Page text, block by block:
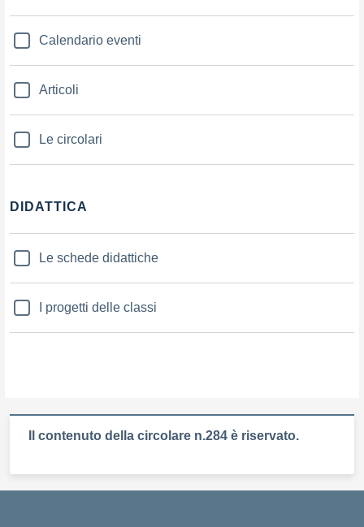
Calendario eventi
Articoli
Le circolari
DIDATTICA
Le schede didattiche
I progetti delle classi
Il contenuto della circolare n.284 è riservato.